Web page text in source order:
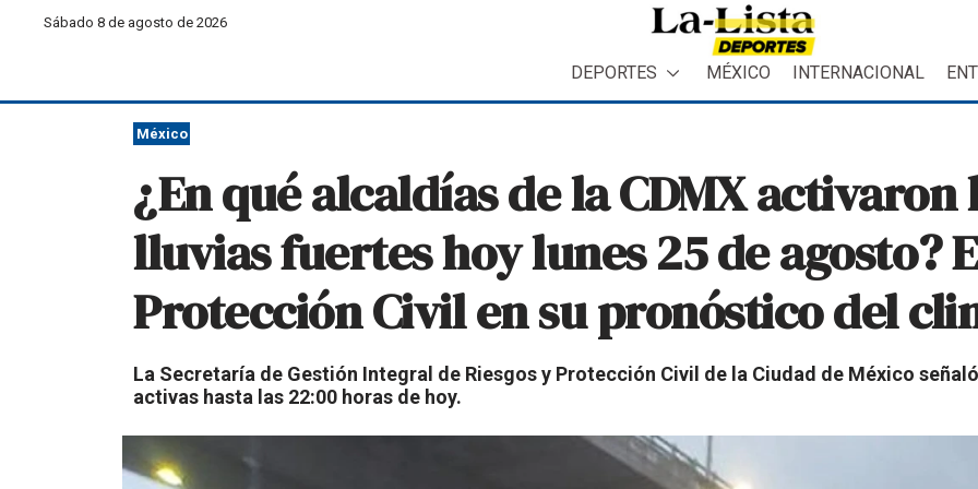
Sábado 8 de agosto de 2026
DEPORTES MÉXICO INTERNACIONAL
México
¿En qué alcaldías de la CDMX
lluvias fuertes hoy lunes 25 de agosto?
Protección Civil en su pronóstico del
La Secretaría de Gestión Integral de Riesgos y Protección Civil de la Ciudad de México
activas hasta las 22:00 horas de hoy.